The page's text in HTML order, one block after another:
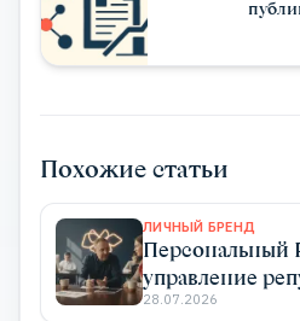
Похожие статьи
ЛИЧНЫЙ БРЕНД
Персональный
управление
эксперта для
28.07.2026